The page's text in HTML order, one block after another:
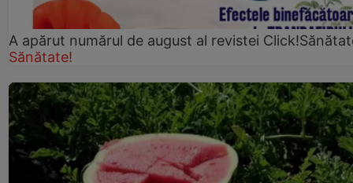
A apărut numărul de august al revistei
Sănătate!